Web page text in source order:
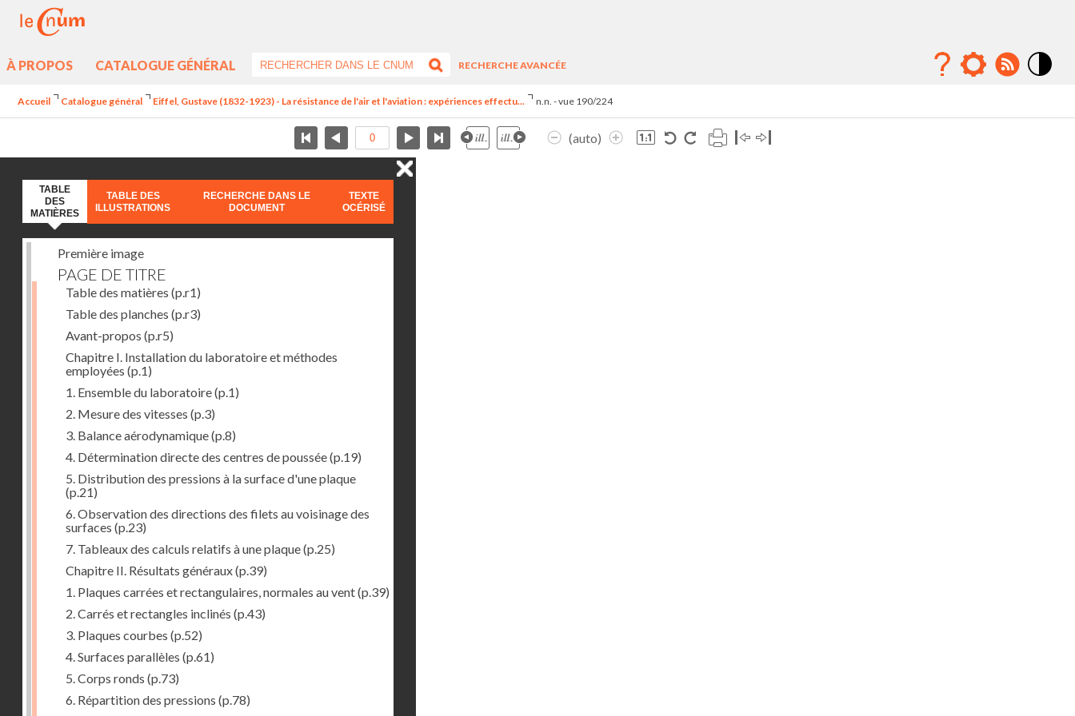
À PROPOS CATALOGUE GÉNÉRAL
RECHERCHE AVANCÉE
Accueil Catalogue général Eiffel, Gustave (1832-1923) - La résistance de l'air et l'aviation : expériences effectu... n.n. - vue 190/224
(auto)
TABLE
DES
MATIÈRES
TABLE DES
ILLUSTRATIONS
RECHERCHE DANS LE
DOCUMENT
TEXTE
OCÉRISÉ
Première image
PAGE DE TITRE
Table des matières (p.r1)
Table des planches (p.r3)
Avant-propos (p.r5)
Chapitre I. Installation du laboratoire et méthodes
employées (p.1)
1. Ensemble du laboratoire(p.1)
2. Mesure des vitesses (p.3)
3. Balance aérodynamique(p.8)
4. Détermination directe des centres de poussée(p.19)
5. Distribution des pressions à la surface d'une plaque
(p.21)
6. Observation des directions des filets au voisinage des
surfaces (p.23)
7. Tableaux des calculs relatifs à une plaque(p.25)
Chapitre II. Résultats généraux(p.39)
1. Plaques carrées et rectangulaires, normales au vent(p.39)
2. Carrés et rectangles inclinés (p.43)
3. Plaques courbes (p.52)
4. Surfaces parallèles (p.61)
5. Corps ronds (p.73)
6. Répartition des pressions (p.78)